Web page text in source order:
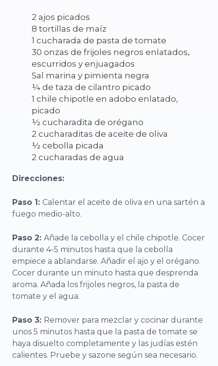
2 ajos picados
8 tortillas de maíz
1 cucharada de pasta de tomate
30 onzas de frijoles negros enlatados,
escurridos y enjuagados
Sal marina y pimienta negra
¼ de taza de cilantro picado
1 chile chipotle en adobo enlatado,
picado
½ cucharadita de orégano
2 cucharaditas de aceite de oliva
½ cebolla picada
2 cucharadas de agua
Direcciones:
Paso 1: Calentar el aceite de oliva en una sartén a
fuego medio-alto.
Paso 2: Añade la cebolla y el chile chipotle. Cocer
durante 4-5 minutos hasta que la cebolla
empiece a ablandarse. Añadir el ajo y el orégano.
Cocer durante un minuto hasta que desprenda
aroma. Añada los frijoles negros, la pasta de
tomate y el agua.
Paso 3: Remover para mezclar y cocinar durante
unos 5 minutos hasta que la pasta de tomate se
haya disuelto completamente y las judías estén
calientes. Pruebe y sazone según sea necesario.